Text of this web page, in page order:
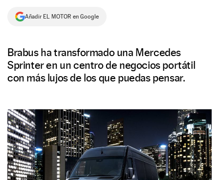
NEWSLETTER
Añadir EL MOTOR en Google
Brabus ha transformado una Mercedes
Sprinter en un centro de negocios portátil
con más lujos de los que puedas pensar.